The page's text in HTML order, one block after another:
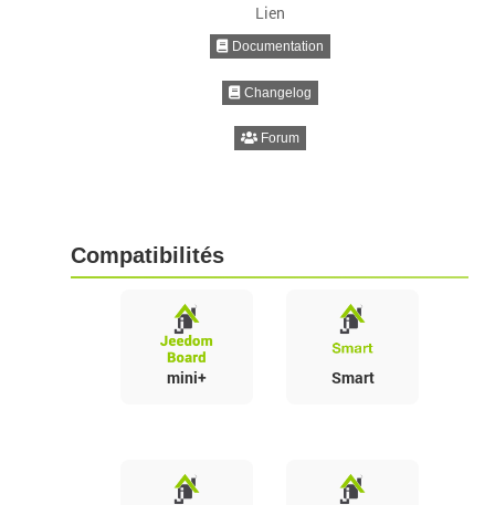
Lien
Documentation
Changelog
Forum
Compatibilités
mini+ Smart